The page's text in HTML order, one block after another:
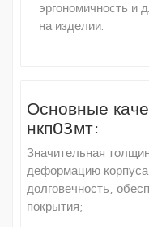
эргономичность и
на изделии.
Основные
нкп03мт:
Значительная
деформацию корпуса
долговечность,
покрытия;